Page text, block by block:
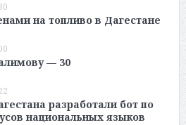
на топливо в Дагестане
— 30
разработали бот по
национальных языков